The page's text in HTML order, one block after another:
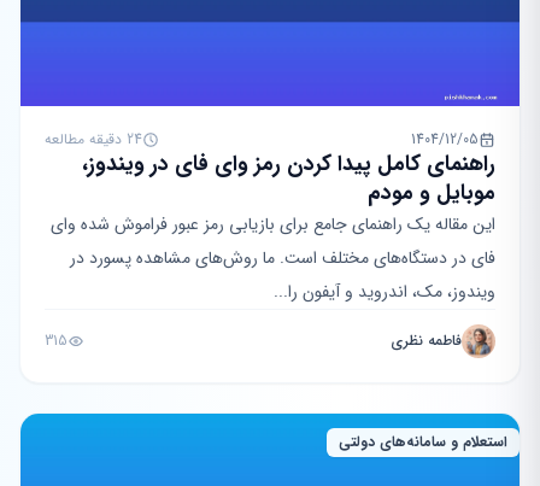
1404/12/05 24 دقیقه مطالعه
راهنمای کامل پیدا کردن رمز وای فای در ویندوز،
موبایل و مودم
این مقاله یک راهنمای جامع برای بازیابی رمز عبور فراموش شده وای
فای در دستگاه‌های مختلف است. ما روش‌های مشاهده پسورد در
ویندوز، مک، اندروید و آیفون را...
فاطمه نظری 315
استعلام و سامانه‌های دولتی